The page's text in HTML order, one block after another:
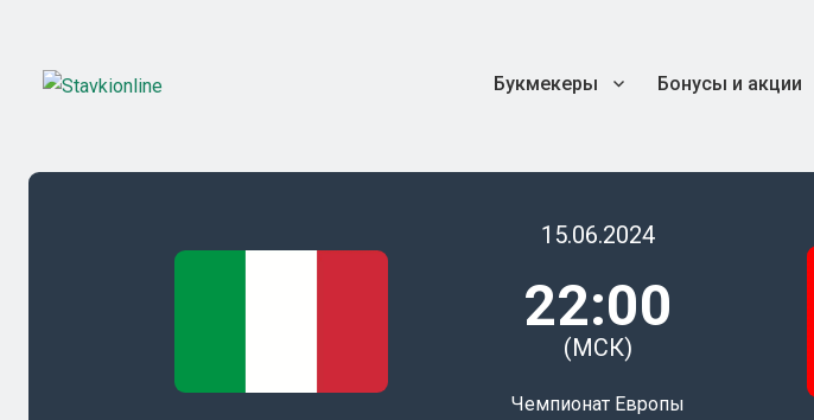
Букмекеры Бонусы и акции
15.06.2024
22:00
(МСК)
Чемпионат Европы